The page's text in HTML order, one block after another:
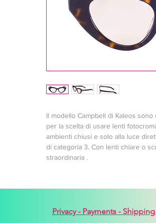
Il modello Campbell di Kaleos
per la scelta di usare lenti
ambienti chiusi e solo alla luce
di categoria 3. Con lenti chiare o
straordinaria .
Privacy - Payments -